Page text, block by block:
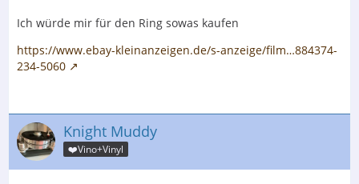
Ich würde mir für den Ring sowas kaufen
https://www.ebay-kleinanzeigen.de/s-anzeige/film…884374-
234-5060
Knight Muddy
❤️Vino+Vinyl